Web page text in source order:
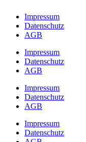
Impressum
Datenschutz
AGB
Impressum
Datenschutz
AGB
Impressum
Datenschutz
AGB
Impressum
Datenschutz